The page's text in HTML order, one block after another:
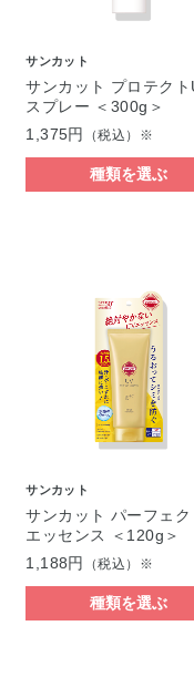
サンカット
サンカット プロテクト
スプレー ＜300g＞
1,375円
（税込）※
種類を選ぶ
サンカット
サンカット パーフェク
エッセンス ＜120g＞
1,188円
（税込）※
種類を選ぶ